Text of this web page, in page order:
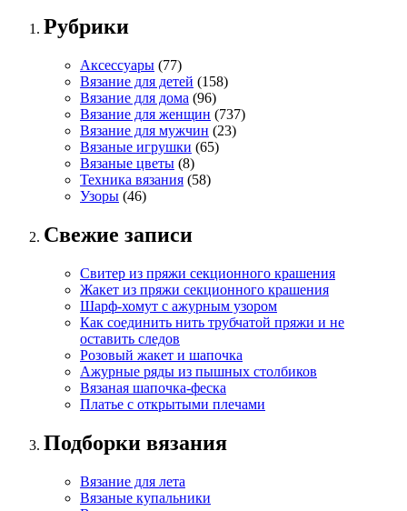
Рубрики
Аксессуары (77)
Вязание для детей (158)
Вязание для дома (96)
Вязание для женщин (737)
Вязание для мужчин (23)
Вязаные игрушки (65)
Вязаные цветы (8)
Техника вязания (58)
Узоры (46)
Свежие записи
Свитер из пряжи секционного крашения
Жакет из пряжи секционного крашения
Шарф-хомут с ажурным узором
Как соединить нить трубчатой пряжи и не
оставить следов
Розовый жакет и шапочка
Ажурные ряды из пышных столбиков
Вязаная шапочка-феска
Платье с открытыми плечами
Подборки вязания
Вязание для лета
Вязаные купальники